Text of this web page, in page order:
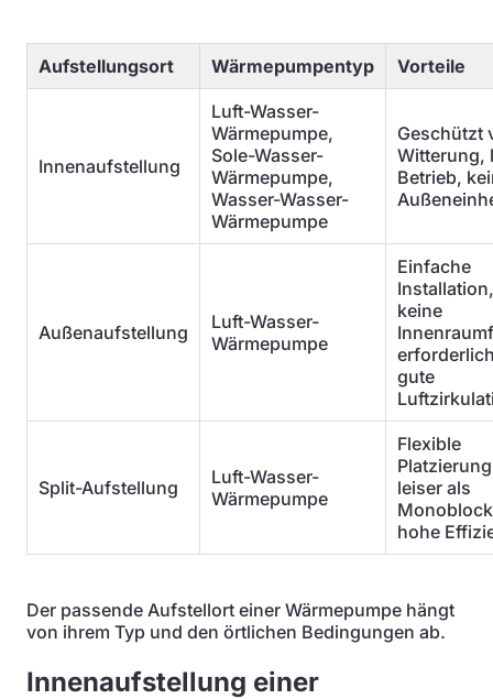
Aufstellungsort Wärmepumpentyp Vorteile
Innenaufstellung
Luft-Wasser-
Wärmepumpe,
Sole-Wasser-
Wärmepumpe,
Wasser-Wasser-
Wärmepumpe
Geschützt
Witterung,
Betrieb,
Außenaufstellung
Luft-Wasser-
Wärmepumpe
Einfache
Installation,
keine
gute
Split-Aufstellung
Luft-Wasser-
Wärmepumpe
Flexible
leiser als
hohe
Der passende Aufstellort einer Wärmepumpe hängt
von ihrem Typ und den örtlichen Bedingungen ab.
Innenaufstellung einer